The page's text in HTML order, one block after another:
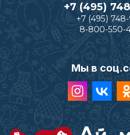
+7 (495)
+7 (495)
8-800-550-
Мы в